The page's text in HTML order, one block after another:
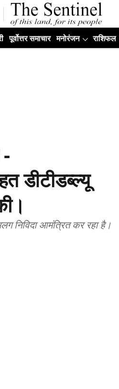
पूर्वोत्तर समाचार मनोरंजन राशिफल
डीटीडब्ल्यू
निविदा आमंत्रित कर रहा है।